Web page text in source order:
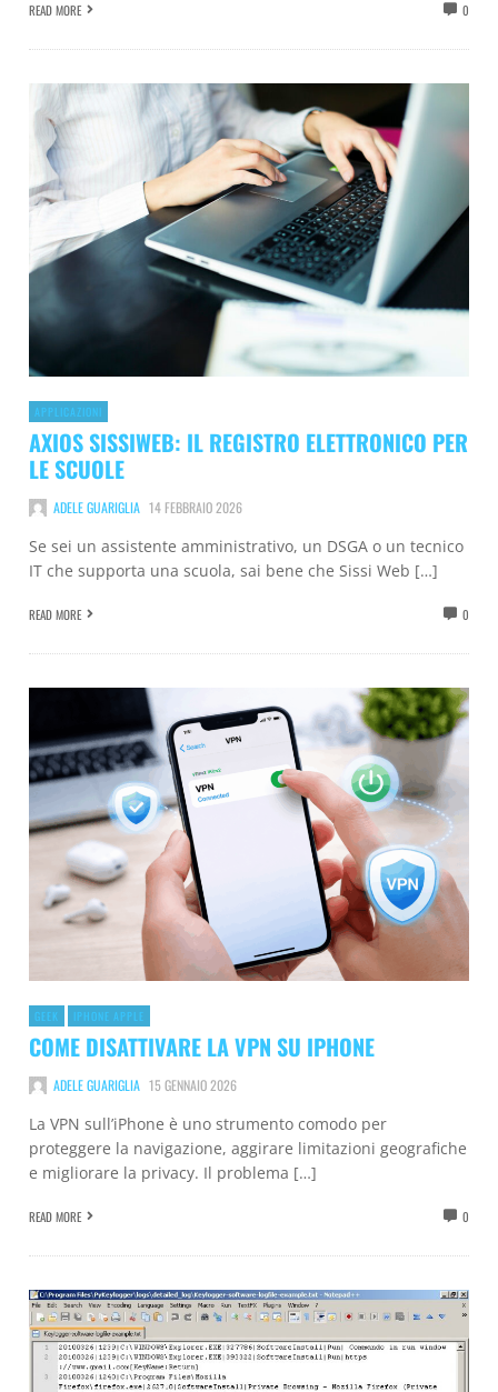
READ MORE 0
APPLICAZIONI
AXIOS SISSIWEB: IL REGISTRO ELETTRONICO PER
LE SCUOLE
ADELE GUARIGLIA 14 FEBBRAIO 2026
Se sei un assistente amministrativo, un DSGA o un tecnico
IT che supporta una scuola, sai bene che Sissi Web […]
READ MORE 0
GEEK IPHONE APPLE
COME DISATTIVARE LA VPN SU IPHONE
ADELE GUARIGLIA 15 GENNAIO 2026
La VPN sull’iPhone è uno strumento comodo per
proteggere la navigazione, aggirare limitazioni geografiche
e migliorare la privacy. Il problema […]
READ MORE 0